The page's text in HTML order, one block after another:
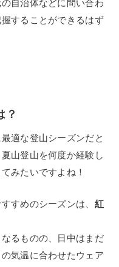
自治体などに問い合わ
することができるはず
？
適な登山シーズンだと
山登山を何度か経験し
みたいですよね！
すめのシーズンは、 紅
るものの、日中はまだ
気温に合わせたウェア